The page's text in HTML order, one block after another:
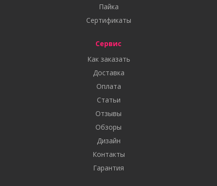
Пайка
Сертификаты
Сервис
Как заказать
Доставка
Оплата
Статьи
Отзывы
Обзоры
Дизайн
Контакты
Гарантия